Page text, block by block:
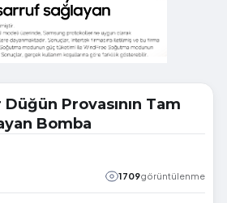
Provasının Tam
Bomba
1709görüntülenme